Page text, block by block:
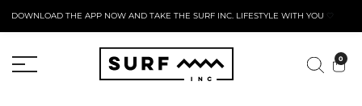
DOWNLOAD THE APP NOW AND TAKE THE SURF INC. LIFESTYLE WITH YOU 🤍
0
AKTYWNY FORMULARZ ZWROTU